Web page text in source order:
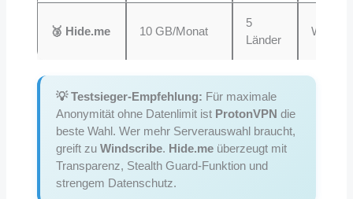
🥉 Hide.me 10 GB/Monat
5
Länder
💡 Testsieger-Empfehlung: Für maximale
Anonymität ohne Datenlimit ist ProtonVPN die
beste Wahl. Wer mehr Serverauswahl braucht,
greift zu Windscribe. Hide.meüberzeugt mit
Transparenz, Stealth Guard-Funktion und
strengem Datenschutz.